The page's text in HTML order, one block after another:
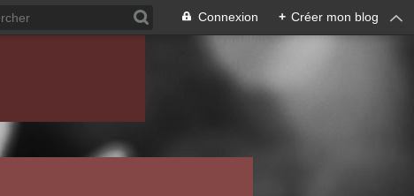
Connexion + Créer mon blog